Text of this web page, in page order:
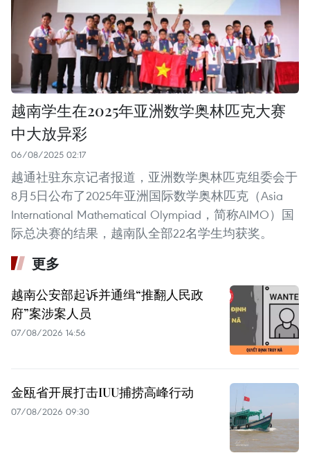
越南学生在2025年亚洲数学奥林匹克大赛
中大放异彩
06/08/2025 02:17
越通社驻东京记者报道，亚洲数学奥林匹克组委会于
8月5日公布了2025年亚洲国际数学奥林匹克（Asia
International Mathematical Olympiad，简称AIMO）国
际总决赛的结果，越南队全部22名学生均获奖。
更多
越南公安部起诉并通缉“推翻人民政
府”案涉案人员
07/08/2026 14:56
金瓯省开展打击IUU捕捞高峰行动
07/08/2026 09:30